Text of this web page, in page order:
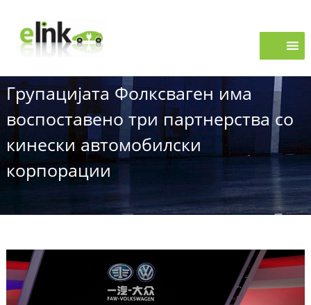
o
c
n
k
Групацијата Фолксваген има
воспоставено три партнерства со
кинески автомобилски
корпорации